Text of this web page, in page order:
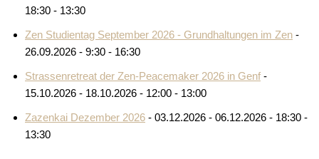
18:30 - 13:30
Zen Studientag September 2026 - Grundhaltungen im Zen -
26.09.2026 - 9:30 - 16:30
Strassenretreat der Zen-Peacemaker 2026 in Genf -
15.10.2026 - 18.10.2026 - 12:00 - 13:00
Zazenkai Dezember 2026 - 03.12.2026 - 06.12.2026 - 18:30 -
13:30